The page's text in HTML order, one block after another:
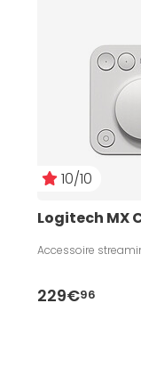
10/10
Logitech MX
Accessoire
229€96